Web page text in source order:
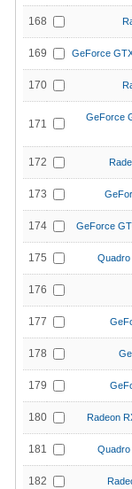
168
169 GeForce
170
171
GeForce
172
173
174 GeForce
175 Quadro
176
177
178
179
180 Radeon
181 Quadro
182